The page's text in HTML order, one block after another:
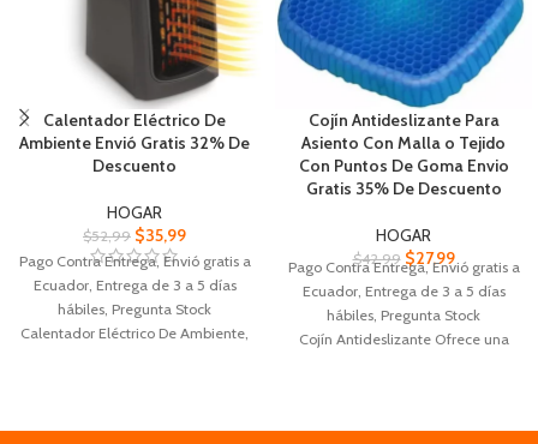
Calentador Eléctrico De
Ambiente Envió Gratis 32% De
Descuento
HOGAR
$52,99 $35,99
Pago Contra Entrega, Envió gratis a
Ecuador, Entrega de 3 a 5 días
hábiles, Pregunta Stock
Calentador Eléctrico De Ambiente,
Pantalla LED digital con
Cojín Antideslizante Para
Asiento Con Malla o Tejido
Con Puntos De Goma Envio
Gratis 35% De Descuento
HOGAR
$42,99 $27,99
Pago Contra Entrega, Envió gratis a
Ecuador, Entrega de 3 a 5 días
hábiles, Pregunta Stock
Cojín Antideslizante Ofrece una
efectivo, con una cara inferior tiene